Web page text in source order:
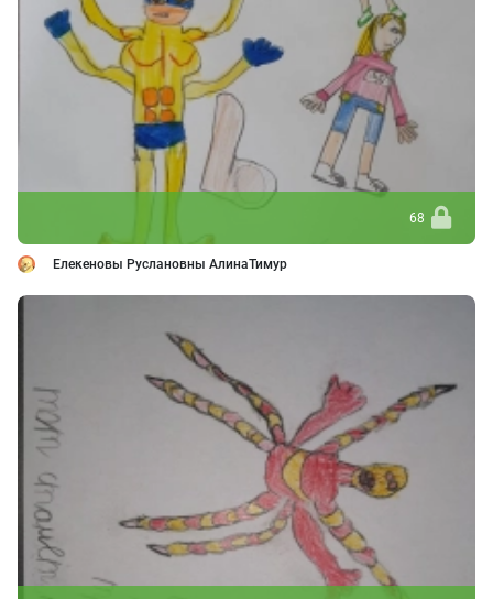
68
Елекеновы Руслановны АлинаТимур